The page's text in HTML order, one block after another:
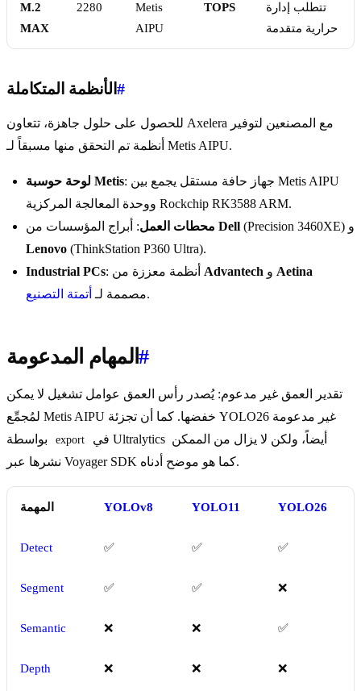
M.2
MAX
2280
Metis
AIPU
TOPS
تتطلب إدارة
حرارية متقدمة
الأنظمة المتكاملة#
للحصول على حلول جاهزة، تتعاون Axelera مع المصنعين لتوفير
أنظمة تم التحقق منها مسبقاً لـ Metis AIPU.
لوحة حوسبة Metis: جهاز حافة مستقل يجمع بين Metis AIPU
ووحدة المعالجة المركزية Rockchip RK3588 ARM.
محطات العمل Dell
(Precision 3460XE) و
Lenovo (ThinkStation P360 Ultra).
Industrial PCs
Advantech
Aetina
مصممة لـ أتمتة التصنيع .
المهام المدعومة#
تقدير العمق غير مدعوم: يُصدر رأس العمق عوامل تشغيل لا يمكن
لمُجمِّع Metis AIPU خفضها. كما أن تجزئة YOLO26 غير مدعومة
export
نشرها عبر Voyager SDK كما هو موضح أدناه.
المهمة YOLOv8 YOLO11 YOLO26
Detect ✅ ✅ ✅
Segment ✅ ✅ ❌
Semantic ❌ ❌ ✅
Depth ❌ ❌ ❌